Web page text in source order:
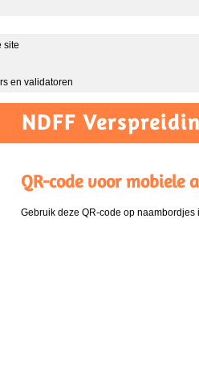
site
en validatoren
NDFF
QR-code voor mobiele
Gebruik deze QR-code op